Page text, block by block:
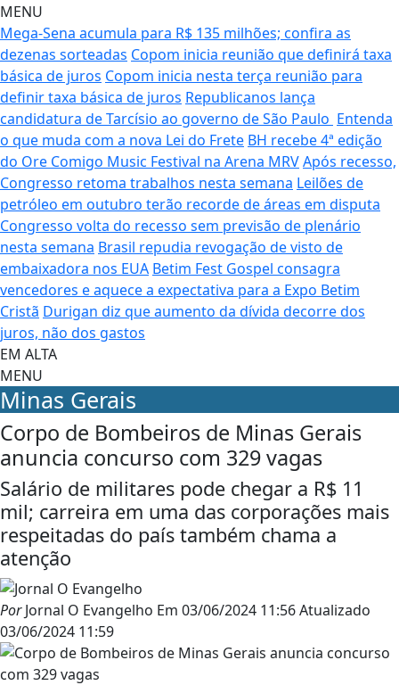
MENU
Mega-Sena acumula para R$ 135 milhões; confira as
dezenas sorteadas Copom inicia reunião que definirá taxa
básica de juros Copom inicia nesta terça reunião para
definir taxa básica de juros Republicanos lança
candidatura de Tarcísio ao governo de São Paulo Entenda
o que muda com a nova Lei do Frete BH recebe 4ª edição
do Ore Comigo Music Festival na Arena MRVApós recesso,
Congresso retoma trabalhos nesta semana Leilões de
petróleo em outubro terão recorde de áreas em disputa
Congresso volta do recesso sem previsão de plenário
nesta semana Brasil repudia revogação de visto de
embaixadora nos EUA Betim Fest Gospel consagra
vencedores e aquece a expectativa para a Expo Betim
Cristã Durigan diz que aumento da dívida decorre dos
juros, não dos gastos
EM ALTA
MENU
Minas Gerais
Corpo de Bombeiros de Minas Gerais
anuncia concurso com 329 vagas
Salário de militares pode chegar a R$ 11
mil; carreira em uma das corporações mais
respeitadas do país também chama a
atenção
PorJornal O Evangelho Em 03/06/2024 11:56Atualizado
03/06/2024 11:59